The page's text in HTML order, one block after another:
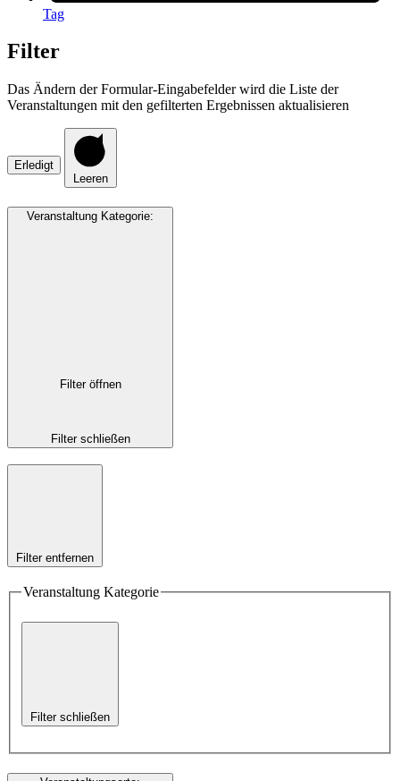
Tag
Filter
Das Ändern der Formular-Eingabefelder wird die Liste der
Veranstaltungen mit den gefilterten Ergebnissen aktualisieren
Erledigt
Leeren
Veranstaltung Kategorie:
Filter öffnen
Filter schließen
Filter entfernen
Veranstaltung Kategorie
Filter schließen